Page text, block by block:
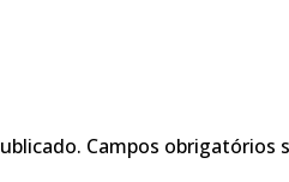
Campos obrigatórios